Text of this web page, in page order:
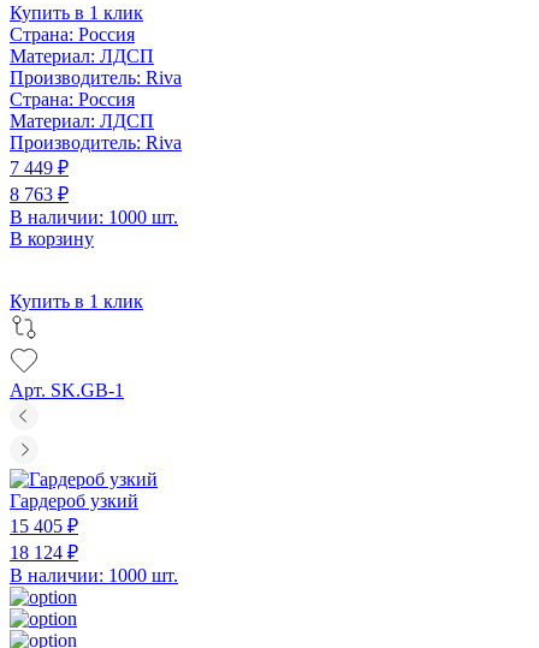
Купить в 1 клик
Страна: Россия
Материал: ЛДСП
Производитель: Riva
Страна: Россия
Материал: ЛДСП
Производитель: Riva
7 449 ₽
8 763 ₽
В наличии: 1000 шт.
В корзину
Купить в 1 клик
Арт. SK.GB-1
Гардероб узкий
15 405 ₽
18 124 ₽
В наличии: 1000 шт.